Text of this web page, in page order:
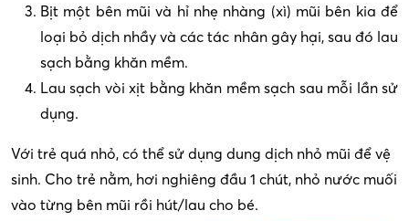
Bịt một bên mũi và hỉ nhẹ nhàng (xì) mũi bên kia để
loại bỏ dịch nhầy và các tác nhân gây hại, sau đó lau
sạch bằng khăn mềm.
Lau sạch vòi xịt bằng khăn mềm sạch sau mỗi lần sử
dụng.
Với trẻ quá nhỏ, có thể sử dụng dung dịch nhỏ mũi để vệ
sinh. Cho trẻ nằm, hơi nghiêng đầu 1 chút, nhỏ nước muối
vào từng bên mũi rồi hút/lau cho bé.